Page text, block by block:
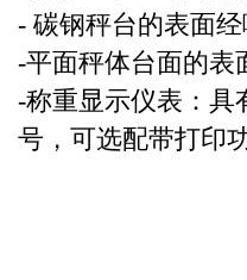
- 碳钢秤台的表面
-平面秤体台面的表
-称重显示仪表：具
号，可选配带打印